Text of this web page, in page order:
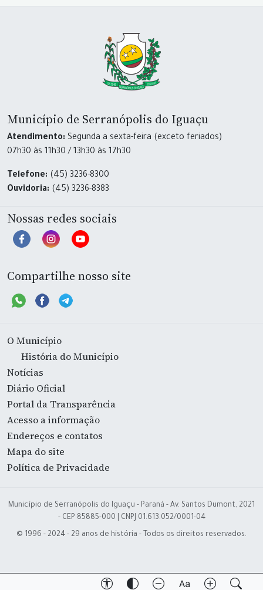
Município de Serranópolis do Iguaçu
Atendimento: Segunda a sexta-feira (exceto feriados)
07h30 às 11h30 / 13h30 às 17h30
Telefone: (45) 3236-8300
Ouvidoria: (45) 3236-8383
Nossas redes sociais
Compartilhe nosso site
O Município
História do Município
Notícias
Diário Oficial
Portal da Transparência
Acesso a informação
Endereços e contatos
Mapa do site
Política de Privacidade
Município de Serranópolis do Iguaçu - Paraná - Av. Santos Dumont, 2021
- CEP 85885-000 | CNPJ 01.613.052/0001-04
© 1996 - 2024 - 29 anos de história - Todos os direitos reservados.